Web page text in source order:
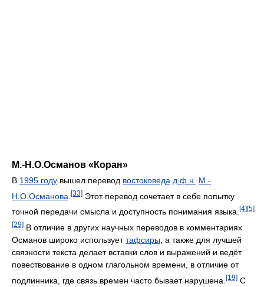
М.-Н.О.Османов «Коран»
В 1995 году вышел перевод востоковеда д.ф.н.
М.-
Н.О.Османова [33] Этот перевод сочетает в себе попытку
точной передачи смысла и доступность понимания языка. [4] [5]
[29] В отличие в других научных переводов в комментариях
Османов широко используеттафсиры , а также для лучшей
связности текста делает вставки слов и выражений и ведёт
повествование в одном глагольном времени, в отличие от
подлинника, где связь времен часто бывает нарушена. [19] С